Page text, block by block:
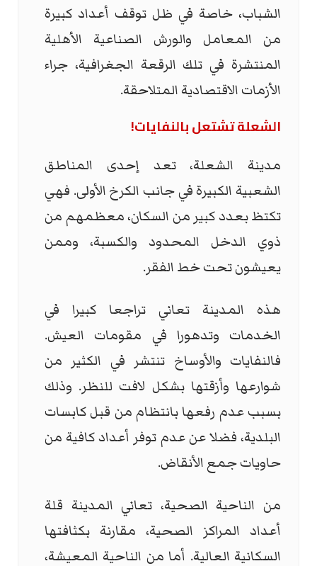
الشباب، خاصة في ظل توقف أعداد كبيرة
من المعامل والورش الصناعية الأهلية
المنتشرة في تلك الرقعة الجغرافية، جراء
الأزمات الاقتصادية المتلاحقة.
الشعلة تشتعل بالنفايات!
مدينة الشعلة، تعد إحدى المناطق
الشعبية الكبيرة في جانب الكرخ الأولى. فهي
تكتظ بعدد كبير من السكان، معظمهم من
ذوي الدخل المحدود والكسبة، وممن
يعيشون تحت خط الفقر.
هذه المدينة تعاني تراجعا كبيرا في
الخدمات وتدهورا في مقومات العيش.
فالنفايات والأوساخ تنتشر في الكثير من
شوارعها وأزقتها بشكل لافت للنظر. وذلك
بسبب عدم رفعها بانتظام من قبل كابسات
البلدية، فضلا عن عدم توفر أعداد كافية من
حاويات جمع الأنقاض.
من الناحية الصحية، تعاني المدينة قلة
أعداد المراكز الصحية، مقارنة بكثافتها
السكانية العالية. أما من الناحية المعيشة،